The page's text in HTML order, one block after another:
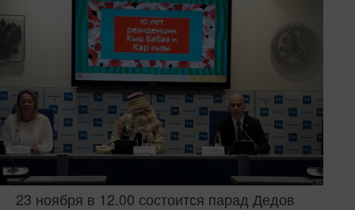
23 ноября в 12.00 состоится парад Дедов